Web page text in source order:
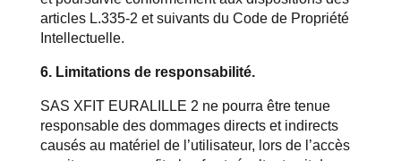
articles L.335-2 et suivants du Code de Propriété
Intellectuelle.
6. Limitations de responsabilité.
SAS XFIT EURALILLE 2 ne pourra être tenue
responsable des dommages directs et indirects
causés au matériel de l’utilisateur, lors de l’accès